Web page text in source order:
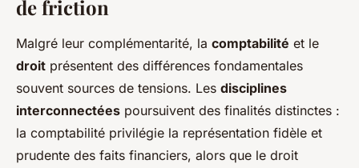
de friction
Malgré leur complémentarité, la comptabilité et le
droit présentent des différences fondamentales
souvent sources de tensions. Les disciplines
interconnectées poursuivent des finalités distinctes :
la comptabilité privilégie la représentation fidèle et
prudente des faits financiers, alors que le droit